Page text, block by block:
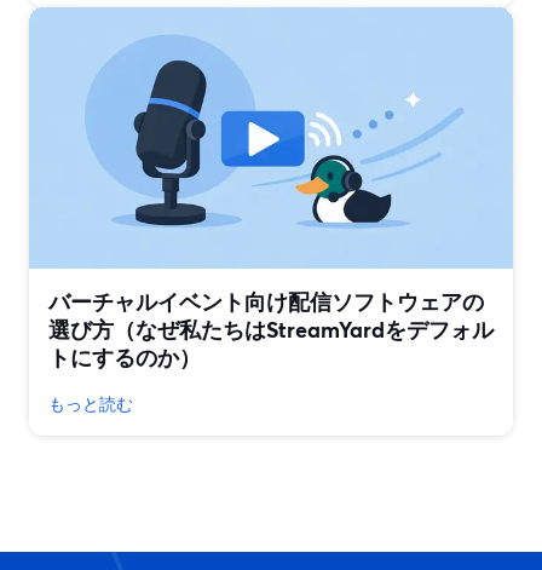
バーチャルイベント向け配信ソフトウェアの
選び方（なぜ私たちはStreamYardをデフォル
トにするのか）
もっと読む